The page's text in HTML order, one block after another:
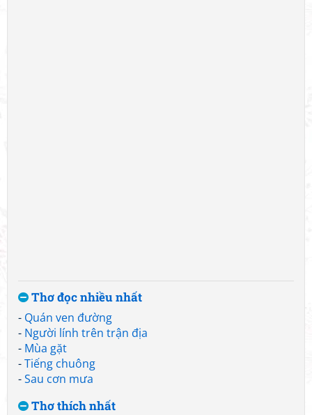
Thơ đọc nhiều nhất
- Quán ven đường
- Người lính trên trận địa
- Mùa gặt
-Tiếng chuông
-Sau cơn mưa
Thơ thích nhất